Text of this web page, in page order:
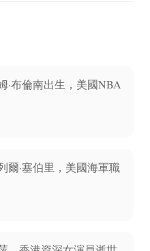
·布倫南出生，美國NBA
爾·塞伯里，美國海軍職